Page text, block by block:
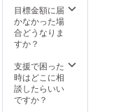
以上あ
る日が
あれば
しま
す。 ・
参加者
の方の
ケ
ジュー
ル変更
ませ
ん。 ・
参加者
の方は
況（異
常時の
発生
内容の
変更ま
たは中
止する
い!?
「乗降
終了合
図見
記念撮
影 ■参
加にあ
たって
目標金額に届
かなかった場
合どうなりま
すか？
支援で困った
時はどこに相
談したらいい
ですか？